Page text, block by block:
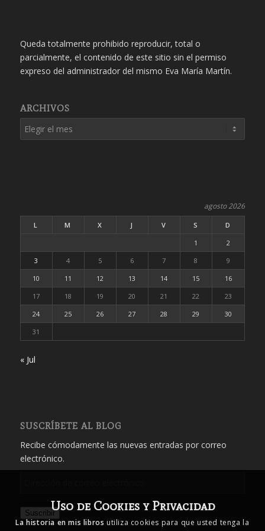
Queda totalmente prohibido reproducir, total o
parcialmente, el contenido de este sitio sin el permiso
expreso del administrador del mismo Eva María Martín.
ARCHIVOS
agosto 2026
L M X J V S
D
1
2
3
4 5 6 7 8
9
10
11 12 13 14 15
16
17
18 19 20 21 22
23
24
25 26 27 28 29
30
31
« Jul
SUSCRÍBETE AL BLOG
Recibe cómodamente las nuevas entradas por correo
electrónico.
correo
electrónico
SuscribirUso de Cookies y Privacidad
La historia en mis libros utiliza cookies para que usted tenga la